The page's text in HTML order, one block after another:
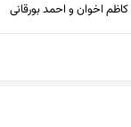
اخوان و احمد بورقانی